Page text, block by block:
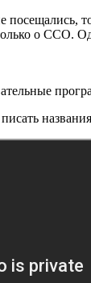
посещались,
о ССО.